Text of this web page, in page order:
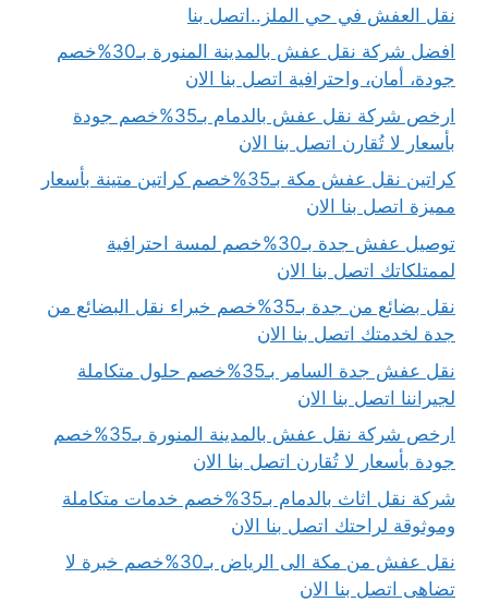
نقل العفش في حي الملز..اتصل بنا
افضل شركة نقل عفش بالمدينة المنورة بـ30%خصم
جودة، أمان، واحترافية اتصل بنا الان
ارخص شركة نقل عفش بالدمام بـ35%خصم جودة
بأسعار لا تُقارن اتصل بنا الان
كراتين نقل عفش مكة بـ35%خصم كراتين متينة بأسعار
مميزة اتصل بنا الان
توصيل عفش جدة بـ30%خصم لمسة احترافية
لممتلكاتك اتصل بنا الان
نقل بضائع من جدة بـ35%خصم خبراء نقل البضائع من
جدة لخدمتك اتصل بنا الان
نقل عفش جدة السامر بـ35%خصم حلول متكاملة
لجيراننا اتصل بنا الان
ارخص شركة نقل عفش بالمدينة المنورة بـ35%خصم
جودة بأسعار لا تُقارن اتصل بنا الان
شركة نقل اثاث بالدمام بـ35%خصم خدمات متكاملة
وموثوقة لراحتك اتصل بنا الان
نقل عفش من مكة الى الرياض بـ30%خصم خبرة لا
تضاهى اتصل بنا الان